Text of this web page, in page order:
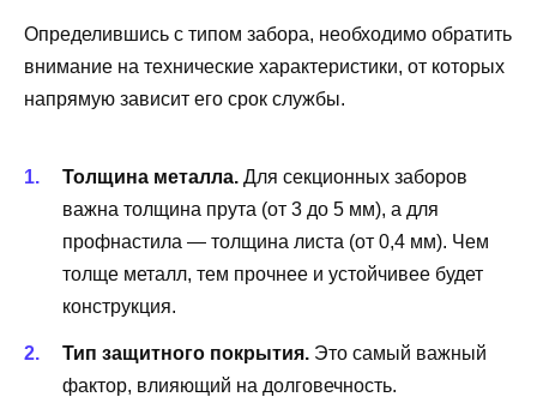
Определившись с типом забора, необходимо обратить
внимание на технические характеристики, от которых
напрямую зависит его срок службы.
Толщина металла. Для секционных заборов
важна толщина прута (от 3 до 5 мм), а для
профнастила — толщина листа (от 0,4 мм). Чем
толще металл, тем прочнее и устойчивее будет
конструкция.
Тип защитного покрытия. Это самый важный
фактор, влияющий на долговечность.